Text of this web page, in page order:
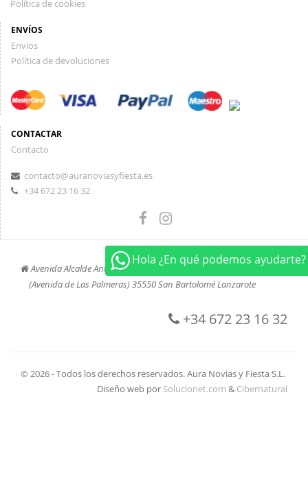
Hola ¿En qué podemos ayudarte?
Política de cookies
ENVÍOS
Envíos
Política de devoluciones
CONTACTAR
Contacto
contacto@auranoviasyfiesta.es
+34 672 23 16 32
Avenida Alcalde Antonio Cabrera Barrera, 45
(Avenida de Las Palmeras) 35550 San Bartolomé Lanzarote
+34 672 23 16 32
© 2026 - Todos los derechos reservados. Aura Novias y Fiesta S.L.
Diseño web por Solucionet.com & Cibernatural